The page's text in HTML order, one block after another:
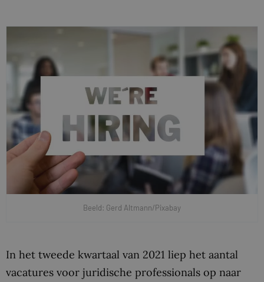
Beeld: Gerd Altmann/Pixabay
In het tweede kwartaal van 2021 liep het aantal
vacatures voor juridische professionals op naar